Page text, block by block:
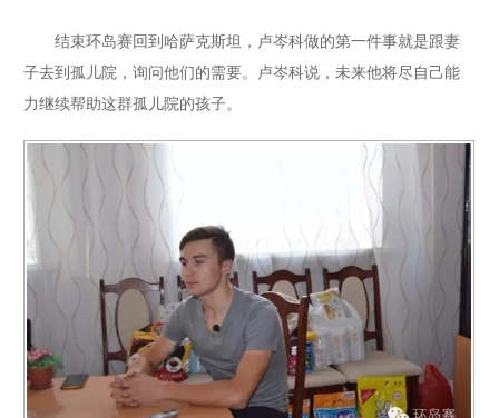
结束环岛赛回到哈萨克斯坦，卢岑科做的第一件事就是跟妻
子去到孤儿院，询问他们的需要。卢岑科说，未来他将尽自己能
力继续帮助这群孤儿院的孩子。